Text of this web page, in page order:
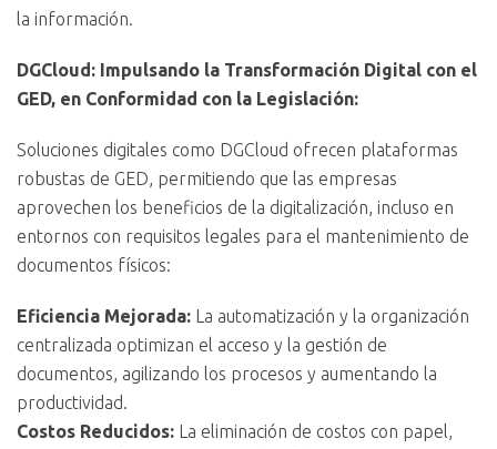
la información.
DGCloud: Impulsando la Transformación Digital con el
GED, en Conformidad con la Legislación:
Soluciones digitales como DGCloud ofrecen plataformas
robustas de GED, permitiendo que las empresas
aprovechen los beneficios de la digitalización, incluso en
entornos con requisitos legales para el mantenimiento de
documentos físicos:
Eficiencia Mejorada: La automatización y la organización
centralizada optimizan el acceso y la gestión de
documentos, agilizando los procesos y aumentando la
productividad.
Costos Reducidos: La eliminación de costos con papel,